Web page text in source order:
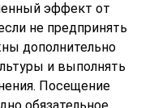
эффект от
не предпринять
дополнительно
и выполнять
Посещение